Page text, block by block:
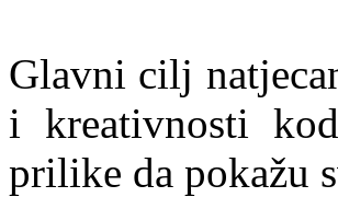
Glavni cilj
i kreativnosti
prilike da pokažu